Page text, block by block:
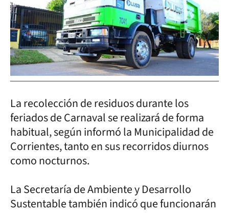
La recolección de residuos durante los
feriados de Carnaval se realizará de forma
habitual, según informó la Municipalidad de
Corrientes, tanto en sus recorridos diurnos
como nocturnos.
La Secretaría de Ambiente y Desarrollo
Sustentable también indicó que funcionarán